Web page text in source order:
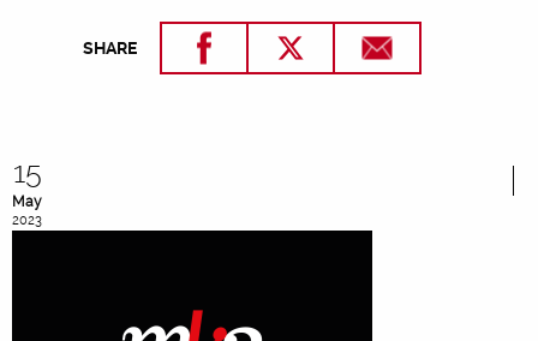
SHARE
15
May
2023